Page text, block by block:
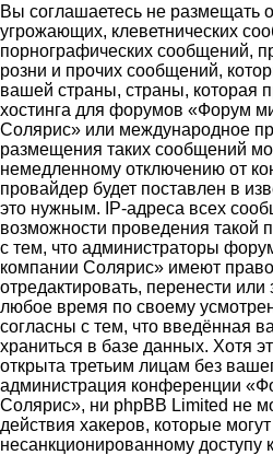
Вы соглашаетесь не размещать
угрожающих, клеветнических
порнографических сообщений,
розни и прочих сообщений,
вашей страны, страны, которая
хостинга для форумов «Форум
Солярис» или международное
размещения таких сообщений
немедленному отключению от
провайдер будет поставлен в
это нужным. IP-адреса всех
возможности проведения такой
с тем, что администраторы
компании Солярис» имеют право
отредактировать, перенести
любое время по своему
согласны с тем, что введённая
храниться в базе данных. Хотя
открыта третьим лицам без
администрация конференции
Солярис», ни phpBB Limited не
действия хакеров, которые
несанкционированному доступу